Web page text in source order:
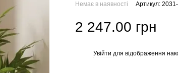
Немає в наявності Артикул:
2 247.00 грн
Увійти для відображення